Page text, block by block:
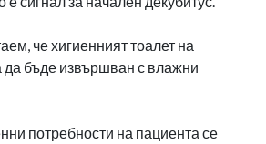
че хигиенният тоалет на
да бъде извършван с влажни
потребности на пациента се